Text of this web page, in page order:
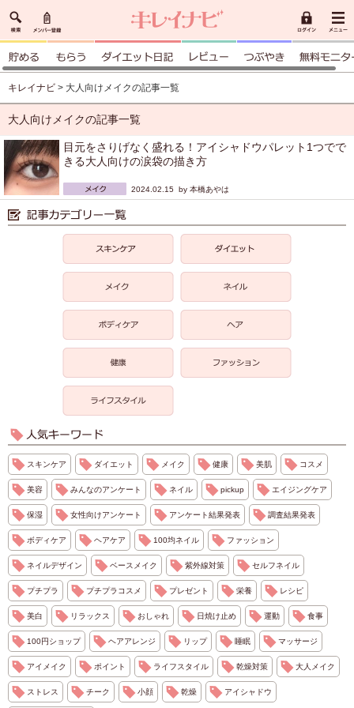
キレイナビ > 大人向けメイクの記事一覧
大人向けメイクの記事一覧
目元をさりげなく盛れる！アイシャドウパレット1つでで
きる大人向けの涙袋の描き方
2024.02.15 by 本橋あやは
スキンケア ダイエット メイク 健康 美肌 コスメ
美容 みんなのアンケート ネイル pickup エイジングケア
保湿 女性向けアンケート アンケート結果発表 調査結果発表
ボディケア ヘアケア 100均ネイル ファッション
ネイルデザイン ベースメイク 紫外線対策 セルフネイル
プチプラ プチプラコスメ プレゼント 栄養 レシピ
美白 リラックス おしゃれ 日焼け止め 運動 食事
100円ショップ ヘアアレンジ リップ 睡眠 マッサージ
アイメイク ポイント ライフスタイル 乾燥対策 大人メイク
ストレス チーク 小顔 乾燥 アイシャドウ